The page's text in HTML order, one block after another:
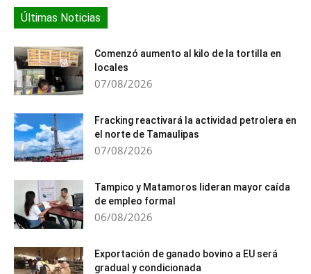
Últimas Noticias
Comenzó aumento al kilo de la tortilla en
locales
07/08/2026
Fracking reactivará la actividad petrolera en
el norte de Tamaulipas
07/08/2026
Tampico y Matamoros lideran mayor caída
de empleo formal
06/08/2026
Exportación de ganado bovino a EU será
gradual y condicionada